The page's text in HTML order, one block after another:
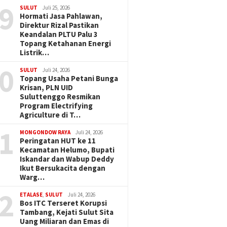
SULUT Juli 25, 2026
Hormati Jasa Pahlawan,
Direktur Rizal Pastikan
Keandalan PLTU Palu 3
Topang Ketahanan Energi
Listrik…
SULUT Juli 24, 2026
Topang Usaha Petani Bunga
Krisan, PLN UID
Suluttenggo Resmikan
Program Electrifying
Agriculture di T…
MONGONDOW RAYA Juli 24, 2026
Peringatan HUT ke 11
Kecamatan Helumo, Bupati
Iskandar dan Wabup Deddy
Ikut Bersukacita dengan
Warg…
ETALASE, SULUT Juli 24, 2026
Bos ITC Terseret Korupsi
Tambang, Kejati Sulut Sita
Uang Miliaran dan Emas di